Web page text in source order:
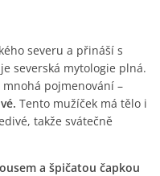
severu a přináší s
severská mytologie plná.
pojmenování –
Tento mužíček má tělo i
takže svátečně
a špičatou čapkou